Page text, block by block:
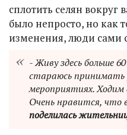
сплотить селян
было непросто, но как
изменения, люди сами
- Живу здесь больше
стараюсь принимать
мероприятиях. Ходим
Очень нравится, что
поделилась